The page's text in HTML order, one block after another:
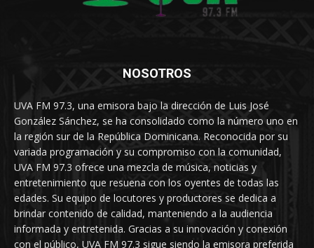
NOSOTROS
UVA FM 97.3, una emisora bajo la dirección de Luis José
González Sánchez, se ha consolidado como la número uno en
la región sur de la República Dominicana. Reconocida por su
variada programación y su compromiso con la comunidad,
UVA FM 97.3 ofrece una mezcla de música, noticias y
entretenimiento que resuena con los oyentes de todas las
edades. Su equipo de locutores y productores se dedica a
brindar contenido de calidad, manteniendo a la audiencia
informada y entretenida. Gracias a su innovación y conexión
con el público, UVA FM 97.3 sigue siendo la emisora preferida